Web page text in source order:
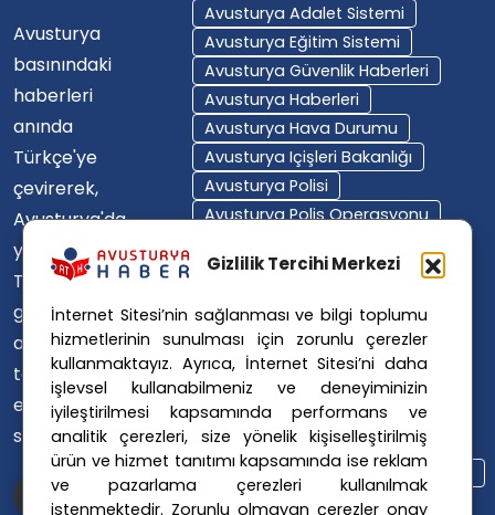
Gizlilik Tercihi Merkezi
İnternet Sitesi’nin sağlanması ve bilgi toplumu
hizmetlerinin sunulması için zorunlu çerezler
kullanmaktayız. Ayrıca, İnternet Sitesi’ni daha
işlevsel kullanabilmeniz ve deneyiminizin
iyileştirilmesi kapsamında performans ve
analitik çerezleri, size yönelik kişiselleştirilmiş
ürün ve hizmet tanıtımı kapsamında ise reklam
ve pazarlama çerezleri kullanılmak
istenmektedir. Zorunlu olmayan çerezler onay
Avusturya
basınındaki
haberleri
anında
Türkçe'ye
çevirerek,
Avusturya'da
yaşayan
Türklerin ülke
gündemini
ana dillerinde
takip
etmelerini
sağlıyoruz.
Avusturya Adalet Sistemi
Avusturya Eğitim Sistemi
Avusturya Güvenlik Haberleri
Avusturya Haberleri
Avusturya Hava Durumu
Avusturya Içişleri Bakanlığı
Avusturya Polisi
Avusturya Polis Operasyonu
Avusturya Sağlık Sistemi
Avusturya Suç Haberleri
Avusturya Trafik Haberleri
Donald Trump
FPÖ
Graz Okul Saldırısı
Internet Dolandırıcılığı
Itfaiye Müdahalesi
Viyana Polisi
Viyana Suç Haberleri